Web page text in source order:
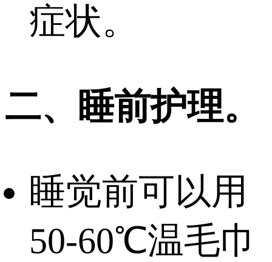
症状。
二、睡前护理。
睡觉前可以用
50-60℃温毛巾